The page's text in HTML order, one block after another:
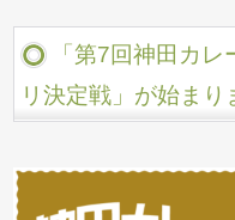
「第7回神田カ
リ決定戦」が始まり